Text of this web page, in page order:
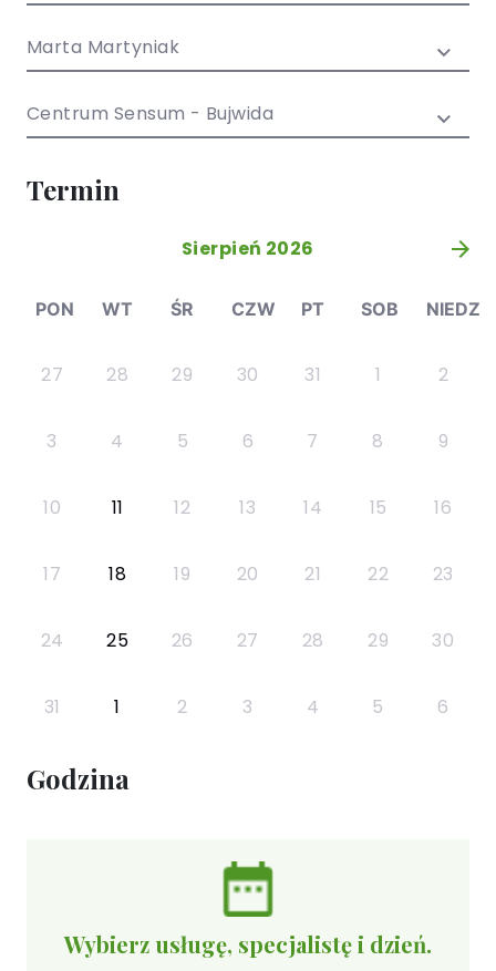
młodzieży
Marta Martyniak
Centrum Sensum - Bujwida
Termin
Sierpień 2026 »
PON WT ŚR CZW PT SOB NIEDZ
27 28 29 30 31 1 2
3 4 5 6 7 8 9
10 11 12 13 14 15 16
17 18 19 20 21 22 23
24 25 26 27 28 29 30
31 1 2 3 4 5 6
Godzina
Wybierz usługę, specjalistę i dzień.